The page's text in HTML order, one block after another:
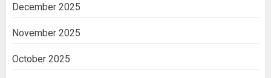
December 2025
November 2025
October 2025